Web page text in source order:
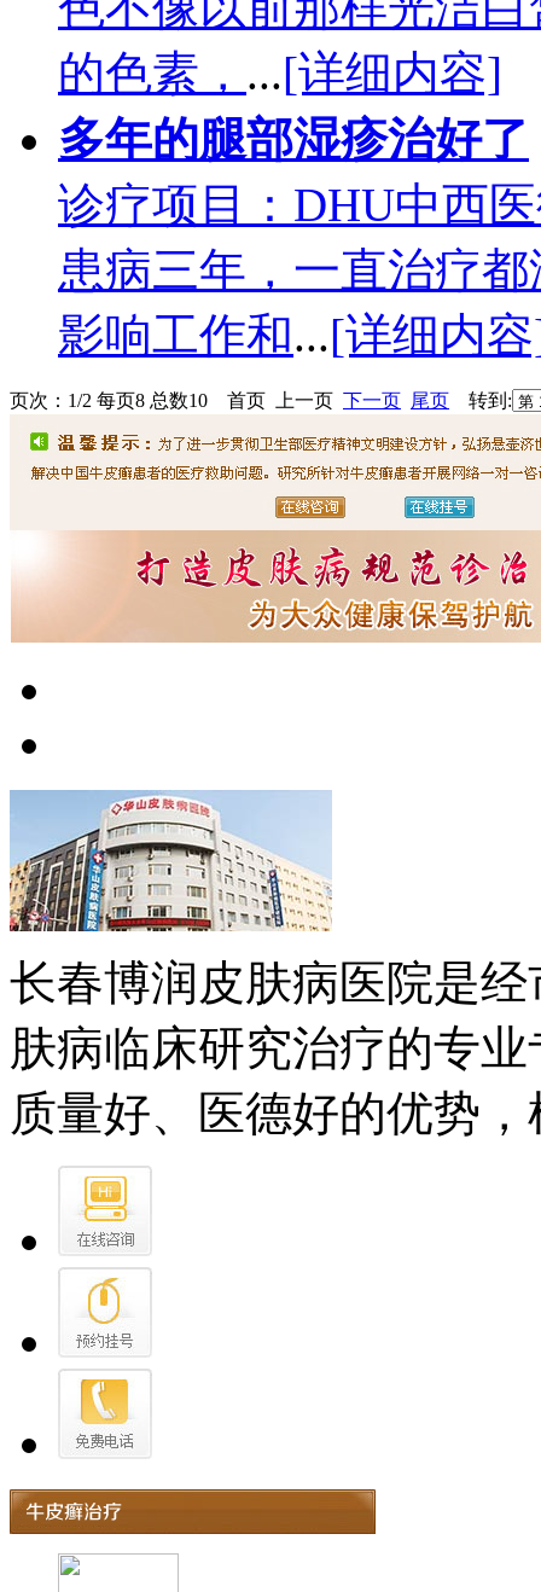
的色素， ...[详细内容]
多年的腿部湿疹治好了
诊疗项目：DHU中西
患病三年，一直治疗
影响工作和...[详细内
页次：1/2 每页8 总数10 首页 上一页 下一页 尾页 转到:
长春博润皮肤病医院是
肤病临床研究治疗的专
质量好、医德好的优势